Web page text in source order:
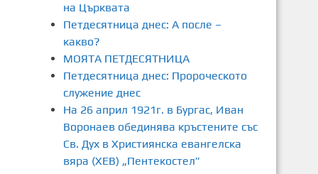
на Църквата
Петдесятница днес: А после –
какво?
МОЯТА ПЕТДЕСЯТНИЦА
Петдесятница днес: Пророческото
служение днес
На 26 април 1921г. в Бургас, Иван
Воронаев обединява кръстените със
Св. Дух в Християнска евангелска
вяра (ХЕВ) „Пентекостел”